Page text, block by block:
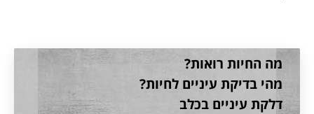
מה החיות רואות?
מהי בדיקת עיניים לחיות?
דלקת עיניים בכלב